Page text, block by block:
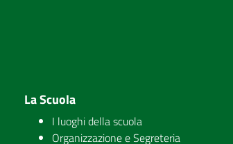
La Scuola
I luoghi della scuola
Organizzazione e Segreteria